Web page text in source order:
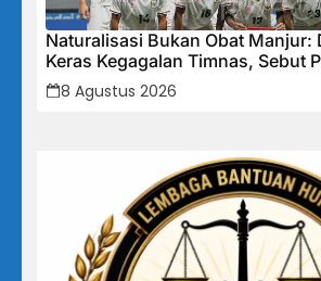
Naturalisasi Bukan Obat Manjur:
Keras Kegagalan Timnas, Sebut
Bangsa Terabaikan Demi “Jalan
8 Agustus 2026